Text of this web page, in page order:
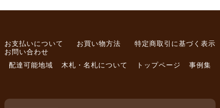
お支払いについて お買い物方法
特定商取引に基づく表示
お問い合わせ
配達可能地域
木札・名札について トップページ 事例集